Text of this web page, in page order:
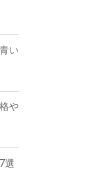
い
や
選